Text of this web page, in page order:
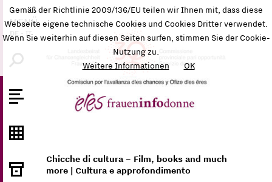
MENÜ
DE - IT
Chicche di cultura – Film, books and much
more | Cultura e approfondimento
Gemäß der Richtlinie 2009/136/EU teilen wir Ihnen mit, dass diese
Webseite eigene technische Cookies und Cookies Dritter verwendet.
Wenn Sie weiterhin auf diesen Seiten surfen, stimmen Sie der Cookie-
Nutzung zu.
Weitere Informationen
OK